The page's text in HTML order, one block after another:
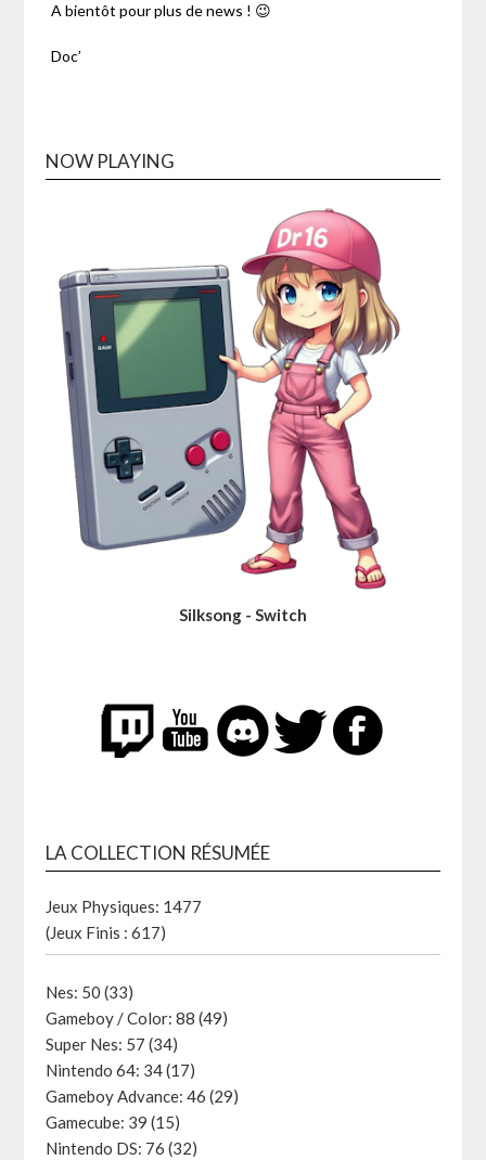
A bientôt pour plus de news ! 😉
Doc’
NOW PLAYING
Silksong - Switch
LA COLLECTION RÉSUMÉE
Jeux Physiques: 1477
(Jeux Finis : 617)
Nes: 50 (33)
Gameboy / Color: 88 (49)
Super Nes: 57 (34)
Nintendo 64: 34 (17)
Gameboy Advance: 46 (29)
Gamecube: 39 (15)
Nintendo DS: 76 (32)